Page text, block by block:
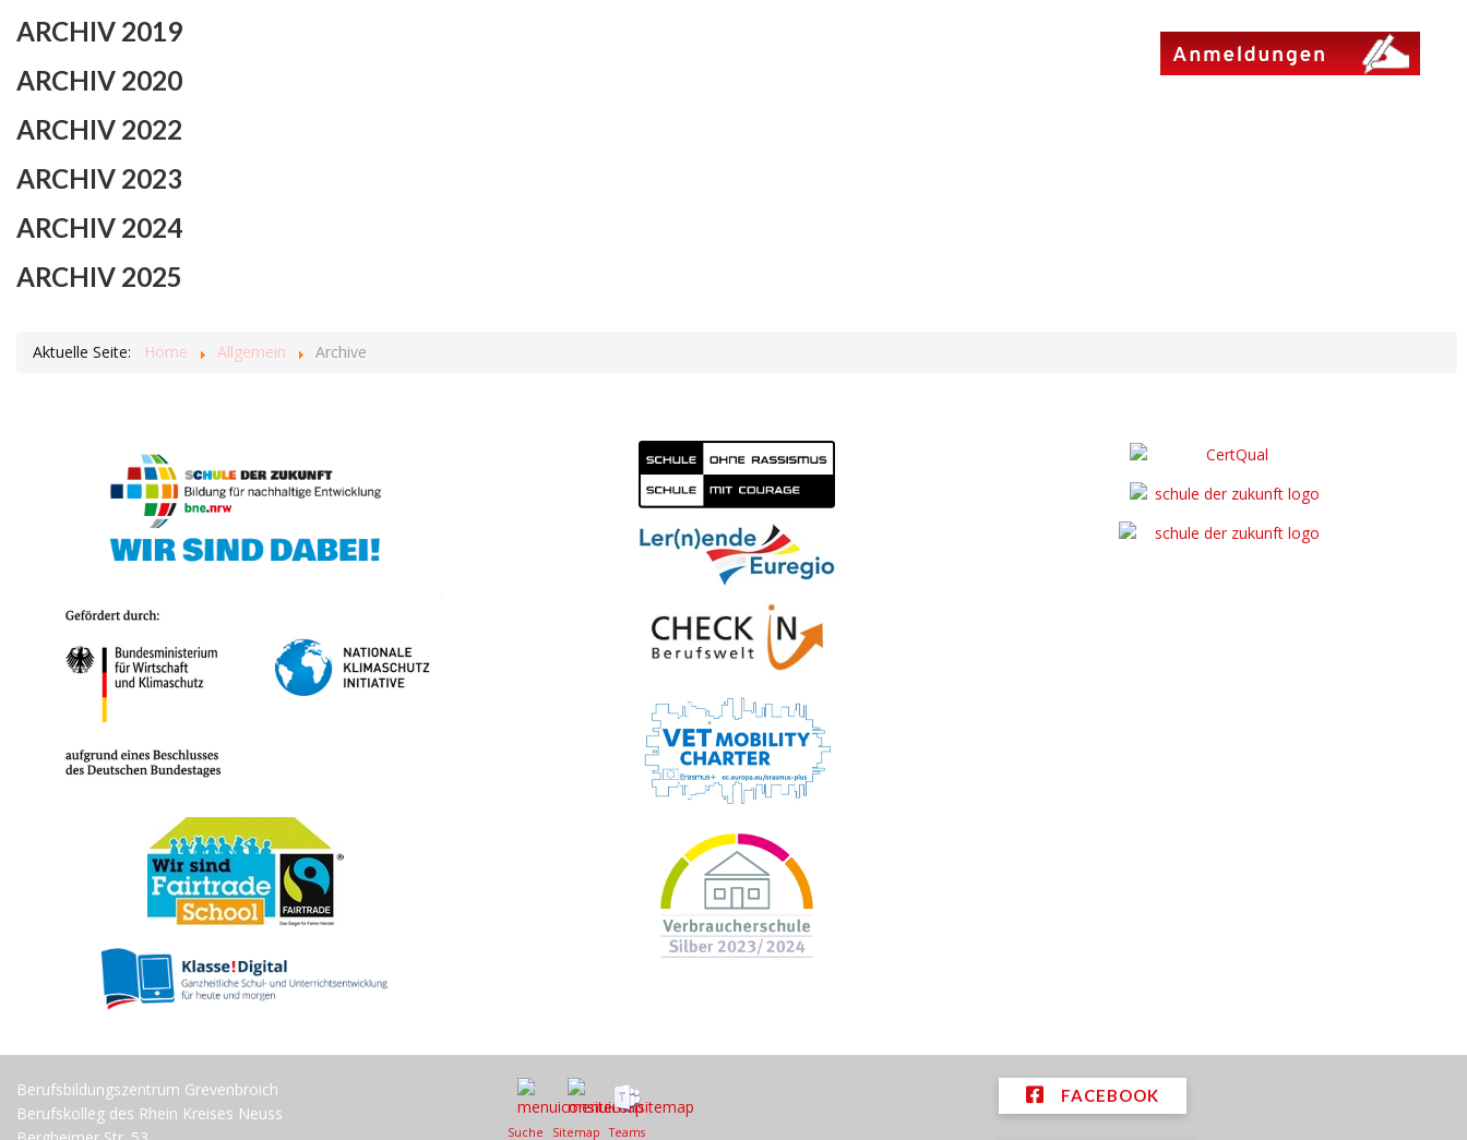
ARCHIV 2019
ARCHIV 2020
ARCHIV 2022
ARCHIV 2023
ARCHIV 2024
ARCHIV 2025
Aktuelle Seite: Home Allgemein Archive
Berufsbildungszentrum Grevenbroich
Berufskolleg des Rhein Kreises Neuss
Suche Sitemap Teams
FACEBOOK